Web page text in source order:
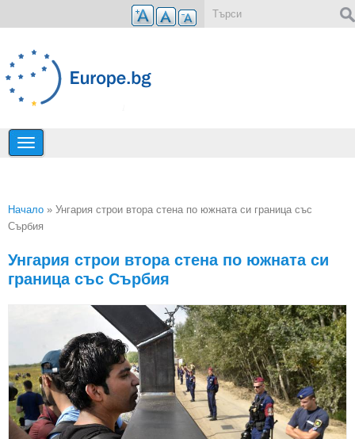
Премини към основното съдържание
Вие сте тук
Начало » Унгария строи втора стена по южната си граница със
Сърбия
Унгария строи втора стена по южната си
граница със Сърбия